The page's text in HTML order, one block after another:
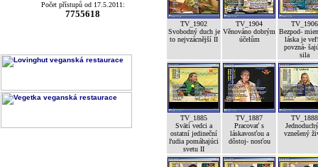
Počet přístupů od 17.5.2011:
7755618
TV_1902
Svobodný duch je
to nejvzácnější II
TV_1904
Věnováno dobrým
účelům
TV_1906
Bezpod-
láska je
povzná-
sila
TV_1885
Svätí vedci a
ostatní jedineční
ľudia pomáhajúci
svetu II
TV_1887
Pracovať s
láskavosťou a
dôstoj- nosťou
TV_1888
vznešený